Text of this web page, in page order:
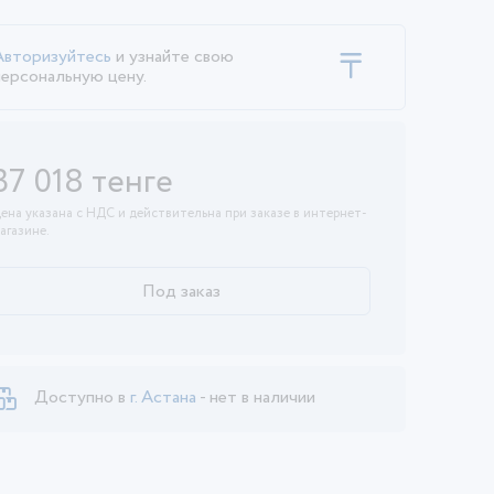
и узнайте свою
цену.
018 тенге
указана с НДС и действительна при заказе в интернет-
Под заказ
Доступно в г. Астана - нет в наличии